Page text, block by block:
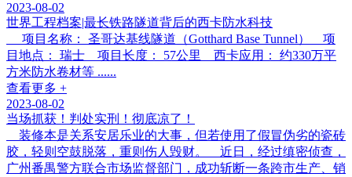
2023-08-02
世界工程档案|最长铁路隧道背后的西卡防水科技
项目名称： 圣哥达基线隧道（Gotthard Base Tunnel） 项
目地点： 瑞士 项目长度： 57公里 西卡应用： 约330万平
方米防水卷材等 ......
查看更多 +
2023-08-02
当场抓获！判处实刑！彻底凉了！
装修本是关系安居乐业的大事，但若使用了假冒伪劣的瓷砖
胶，轻则空鼓脱落，重则伤人毁财。 近日，经过缜密侦查，
广州番禺警方联合市场监督部门，成功斩断一条跨市生产、销